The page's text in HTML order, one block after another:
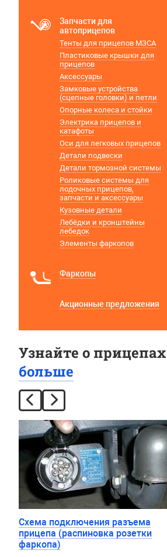
Запчасти для
автоприцепов
Тенты для прицепов МЗСА
Пластиковые крышки для
прицепов
Аксессуары
Замковые устройства
(сцепные головки) и петли
Опорные колеса и стойки
Электрика прицепов и
катафоты
Оси для легковых прицепов
Детали подвески
Детали тормозной системы
Роликовые системы для
лодочных прицепов,
запчасти и аксессуары
Кузовные детали
Лебёдки и кронштейны
лебедок
Элементы фаркопов
Фаркопы
Акционные предложения
Узнайте о прицепах
больше
Схема подключения разъема
прицепа (распиновка розетки
фаркопа)